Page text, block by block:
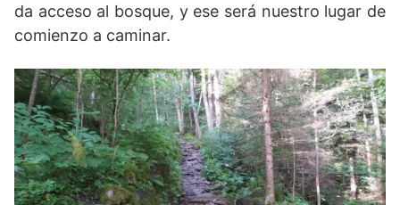
da acceso al bosque, y ese será nuestro lugar de
comienzo a caminar.